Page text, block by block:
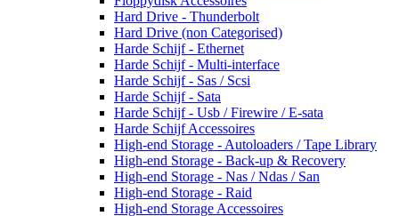
Hard Drive - Thunderbolt
Hard Drive (non Categorised)
Harde Schijf - Ethernet
Harde Schijf - Multi-interface
Harde Schijf - Sas / Scsi
Harde Schijf - Sata
Harde Schijf - Usb / Firewire / E-sata
Harde Schijf Accessoires
High-end Storage - Autoloaders / Tape Library
High-end Storage - Back-up & Recovery
High-end Storage - Nas / Ndas / San
High-end Storage - Raid
High-end Storage Accessoires